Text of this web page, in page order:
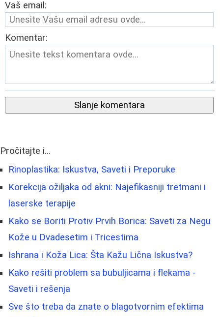
Vaš email:
Komentar:
Slanje komentara
Pročitajte i...
Rinoplastika: Iskustva, Saveti i Preporuke
Korekcija ožiljaka od akni: Najefikasniji tretmani i
laserske terapije
Kako se Boriti Protiv Prvih Borica: Saveti za Negu
Kože u Dvadesetim i Tricestima
Ishrana i Koža Lica: Šta Kažu Lična Iskustva?
Kako rešiti problem sa bubuljicama i flekama -
Saveti i rešenja
Sve što treba da znate o blagotvornim efektima